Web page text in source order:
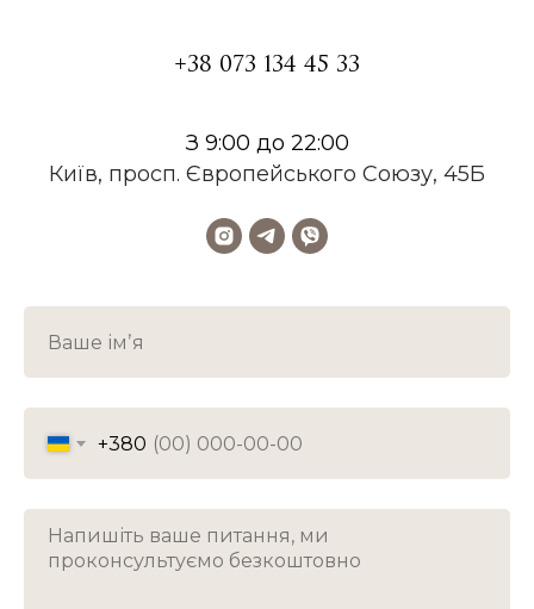
+38 073 134 45 33
З 9:00 до 22:00
Київ, просп. Європейського Союзу, 45Б
+380